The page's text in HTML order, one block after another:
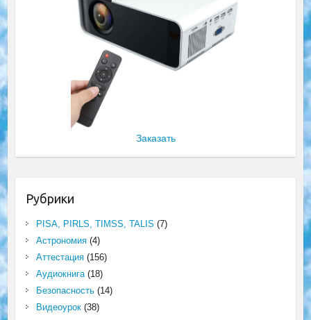
Заказать
Рубрики
PISA, PIRLS, TIMSS, TALIS (7)
Астрономия(4)
Аттестация(156)
Аудиокнига(18)
Безопасность(14)
Видеоурок(38)